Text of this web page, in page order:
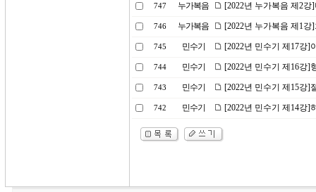
747 누가복음 [2022년 누가복음 제2
746 누가복음 [2022년 누가복음 제1
745 민수기 [2022년 민수기 제17강]
744 민수기 [2022년 민수기 제16강]
743 민수기 [2022년 민수기 제15강]
742 민수기 [2022년 민수기 제14강]